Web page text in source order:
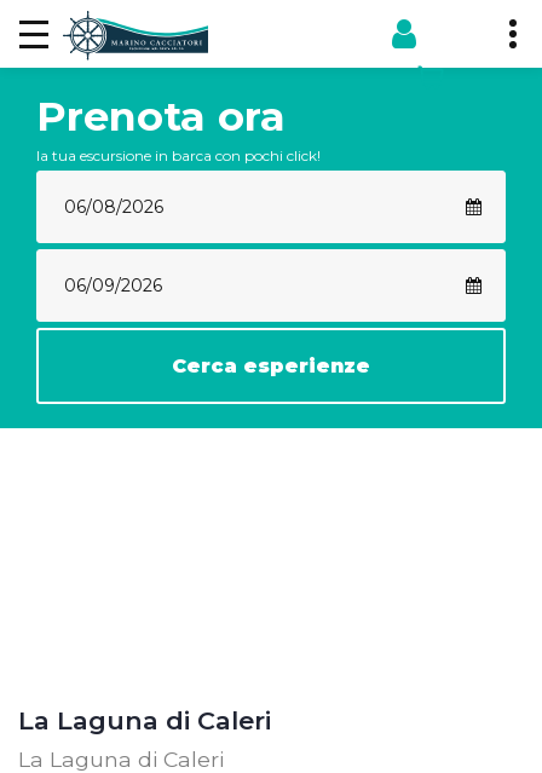
Prenota ora
la tua escursione in barca con pochi click!
Cerca esperienze
La Laguna di Caleri
La Laguna di Caleri